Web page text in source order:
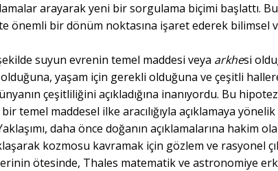
arayarak yeni bir sorgulama biçimi başlattı.
önemli bir dönüm noktasına işaret ederek bilimsel
suyun evrenin temel maddesi veya arkhesi
yaşam için gerekli olduğuna ve çeşitli
çeşitliliğini açıkladığına inanıyordu. Bu
temel maddesel ilke aracılığıyla açıklamaya yönelik
daha önce doğanın açıklamalarına hakim
kozmosu kavramak için gözlem ve rasyonel
ötesinde, Thales matematik ve astronomiye